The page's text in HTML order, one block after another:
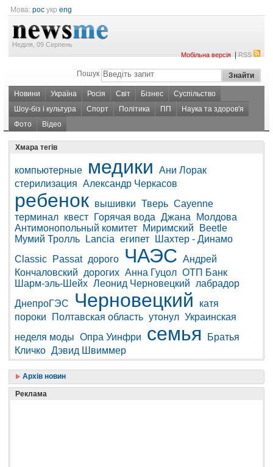
Мова: рос укр eng
Неділя, 09 Серпень
Мобільна версія|RSS
Пошук
Новини Україна Росія Світ Бізнес
Суспільство
Шоу-біз і культура
Спорт Політика ПП
Наука та здоров'я
Фото
Відео
Хмара тегів
компьютерные медики
Ани Лорак
стерилизация Александр Черкасов
ребенок вышивки Тверь Cayenne
терминал квест Горячая вода Джана
Молдова
Антимонопольный комитет
Миримский
Beetle
Мумий Тролль
Lancia египет
Шахтер - Динамо
Classic
Passat дорого ЧАЭС Андрей
Кончаловский
дорогих Анна Гуцол ОТП Банк
Шарм-эль-Шейх Леонид Черновецкий
лабрадор
ДнепроГЭС
Черновецкий
катя
пороки
Полтавская область утонул Украинская
неделя моды Опра Уинфри семья
Братья
Кличко Дэвид Швиммер
Архів новин
Реклама